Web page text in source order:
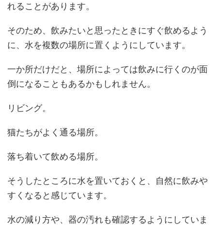
れることがあります。
そのため、飲みたいと思ったときにすぐ飲めるよう
に、水を複数の場所に置くようにしています。
一か所だけだと、場所によっては飲みに行くのが面
倒になることもあるかもしれません。
リビング。
猫たちがよく通る場所。
落ち着いて飲める場所。
そうしたところに水を置いておくと、自然に飲みや
すくなると感じています。
水の減り方や、器の汚れも確認するようにしていま